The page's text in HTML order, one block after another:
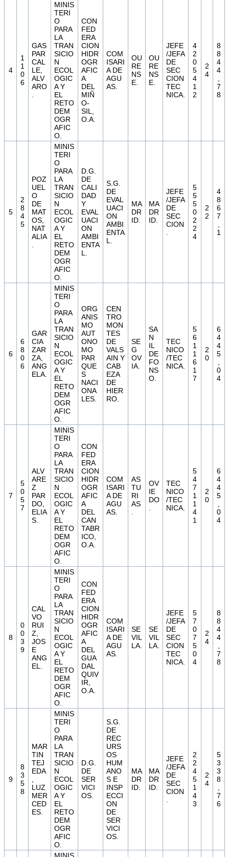
4
1
1
0
6
GAS
PAR
CAL
LE,
ALV
ARO
MINIS
TERI
O
PARA
LA
TRAN
SICIO
N
ECOL
OGIC
A Y
EL
RETO
DEM
OGR
AFIC
O.
CON
FED
ERA
CION
HIDR
OGR
AFIC
A
DEL
MIÑ
O-
SIL,
O.A.
COM
ISARI
A DE
AGU
AS.
OU
RE
NS
E.
OU
RE
NS
E.
JEFE
/JEFA
DE
SEC
CION
TEC
NICA.
4
2
0
5
4
1
2
2
4
8
8
4
4
7
8
5
2
8
4
5
POZ
UEL
O
DE
MAT
OS,
NAT
ALIA
MINIS
TERI
O
PARA
LA
TRAN
SICIO
N
ECOL
OGIC
A Y
EL
RETO
DEM
OGR
AFIC
O.
D.G.
DE
CALI
DAD
Y
EVAL
UACI
ON
AMBI
ENTA
L.
S.G.
DE
EVAL
UACI
ON
AMBI
ENTA
L.
MA
DR
ID.
MA
DR
ID.
JEFE
/JEFA
DE
SEC
CION
5
5
5
0
2
2
4
2
2
4
8
6
7
1
6
6
8
0
6
GAR
CIA
ZAR
ZA,
ANG
ELA.
MINIS
TERI
O
PARA
LA
TRAN
SICIO
N
ECOL
OGIC
A Y
EL
RETO
DEM
OGR
AFIC
O.
ORG
ANIS
MO
AUT
ONO
MO
PAR
QUE
S
NACI
ONA
LES.
CEN
TRO
MON
TES
DE
VALS
AIN Y
CAB
EZA
DE
HIER
RO.
SE
G
OV
IA.
SA
N
IL
DE
FO
NS
O.
TEC
NICO
/TEC
NICA.
5
6
1
1
6
1
7
2
0
6
4
4
5
0
4
7
5
0
5
7
ALV
ARE
Z
PAR
DO,
ELIA
S.
MINIS
TERI
O
PARA
LA
TRAN
SICIO
N
ECOL
OGIC
A Y
EL
RETO
DEM
OGR
AFIC
O.
CON
FED
ERA
CION
HIDR
OGR
AFIC
A
DEL
CAN
TABR
ICO,
O.A.
COM
ISARI
A DE
AGU
AS.
AS
TU
RI
AS
OV
IE
DO
TEC
NICO
/TEC
NICA.
5
4
7
1
1
4
1
2
0
6
4
4
5
0
4
8
0
0
3
9
CAL
VO
RUI
Z,
JOS
E
ANG
EL.
MINIS
TERI
O
PARA
LA
TRAN
SICIO
N
ECOL
OGIC
A Y
EL
RETO
DEM
OGR
AFIC
O.
CON
FED
ERA
CION
HIDR
OGR
AFIC
A
DEL
GUA
DAL
QUIV
IR,
O.A.
COM
ISARI
A DE
AGU
AS.
SE
VIL
LA.
SE
VIL
LA.
JEFE
/JEFA
DE
SEC
CION
TEC
NICA.
5
7
0
7
5
0
4
2
4
8
8
4
4
7
8
9
8
3
5
8
MAR
TIN
TEJ
EDA
LUZ
MER
CED
ES.
MINIS
TERI
O
PARA
LA
TRAN
SICIO
N
ECOL
OGIC
A Y
EL
RETO
DEM
OGR
AFIC
O.
D.G.
DE
SER
VICI
OS.
S.G.
DE
REC
URS
OS
HUM
ANO
S E
INSP
ECCI
ON
DE
SER
VICI
OS.
MA
DR
ID.
MA
DR
ID.
JEFE
/JEFA
DE
SEC
CION
2
2
4
5
1
4
3
2
4
5
3
3
8
7
6